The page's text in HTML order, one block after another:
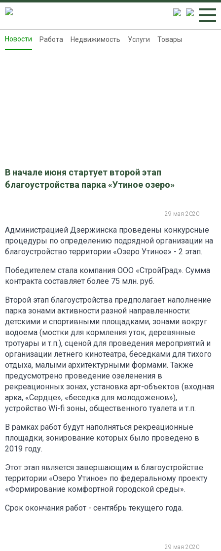
Новости
Новости Работа Недвижимость Услуги Товары
В начале июня стартует второй этап
благоустройства парка «Утиное озеро»
29 мая 2020
Администрацией Дзержинска проведены конкурсные
процедуры по определению подрядной организации на
благоустройство территории «Озеро Утиное» - 2 этап.
Победителем стала компания ООО «СтройГрад». Сумма
контракта составляет более 75 млн. руб.
Второй этап благоустройства предполагает наполнение
парка зонами активности разной направленности:
детскими и спортивными площадками, зонами вокруг
водоема (мостки для кормления уток, деревянные
тротуары и т.п.), сценой для проведения мероприятий и
организации летнего кинотеатра, беседками для тихого
отдыха, малыми архитектурными формами. Также
предусмотрено проведение озеленения в
рекреационных зонах, установка арт-объектов (входная
арка, «Сердце», «беседка для молодоженов»),
устройство Wi-fi зоны, общественного туалета и т.п.
В рамках работ будут наполняться рекреационные
площадки, зонирование которых было проведено в
2019 году.
Этот этап является завершающим в благоустройстве
территории «Озеро Утиное» по федеральному проекту
«Формирование комфортной городской среды».
Срок окончания работ - сентябрь текущего года.
29 мая 2020